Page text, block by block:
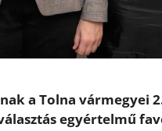
a Tolna vármegyei
egyértelmű